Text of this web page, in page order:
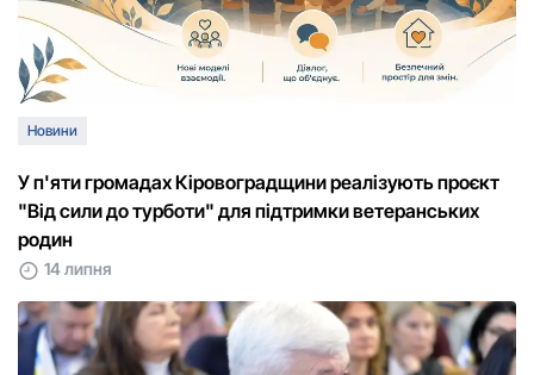
Новини
У п'яти громадах Кіровоградщини реалізують проєкт
"Від сили до турботи" для підтримки ветеранських
родин
14 липня